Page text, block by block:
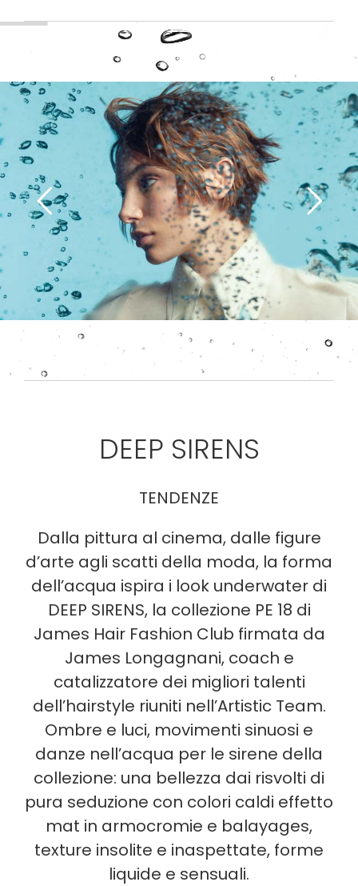
DEEP SIRENS
TENDENZE
Dalla pittura al cinema, dalle figure
d’arte agli scatti della moda, la forma
dell’acqua ispira i look underwater di
DEEP SIRENS, la collezione PE 18 di
James Hair Fashion Club firmata da
James Longagnani, coach e
catalizzatore dei migliori talenti
dell’hairstyle riuniti nell’Artistic Team.
Ombre e luci, movimenti sinuosi e
danze nell’acqua per le sirene della
collezione: una bellezza dai risvolti di
pura seduzione con colori caldi effetto
mat in armocromie e balayages,
texture insolite e inaspettate, forme
liquide e sensuali.